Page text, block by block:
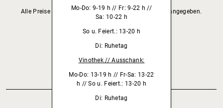
Mo-Do: 9-19 h // Fr: 9-22 h //
Sa: 10-22 h
So u. Feiert.: 13-20 h
Di: Ruhetag
Vinothek // Ausschank:
Mo-Do: 13-19 h // Fr-Sa: 13-22
h // So u. Feiert.: 13-20 h
Di: Ruhetag
Alle Preise sind in Euro inkl. gesetzl. Mehrwertsteuer angegeben.
ZURÜCK